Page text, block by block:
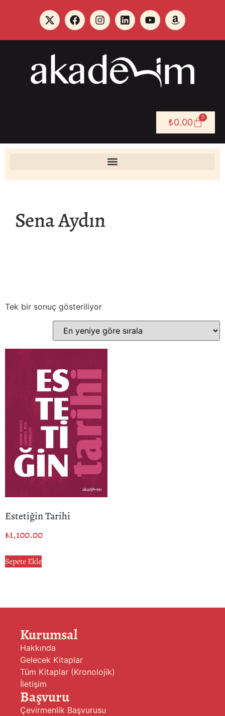
₺0.00 0
Sena Aydın
Tek bir sonuç gösteriliyor
Estetiğin Tarihi
₺1,100.00
Sepete Ekle
Kurumsal
Hakkında
Gelecek Kitaplar
Tüm Kitaplar (Kronolojik)
İletişim
Başvuru
Çevirmenlik Başvurusu